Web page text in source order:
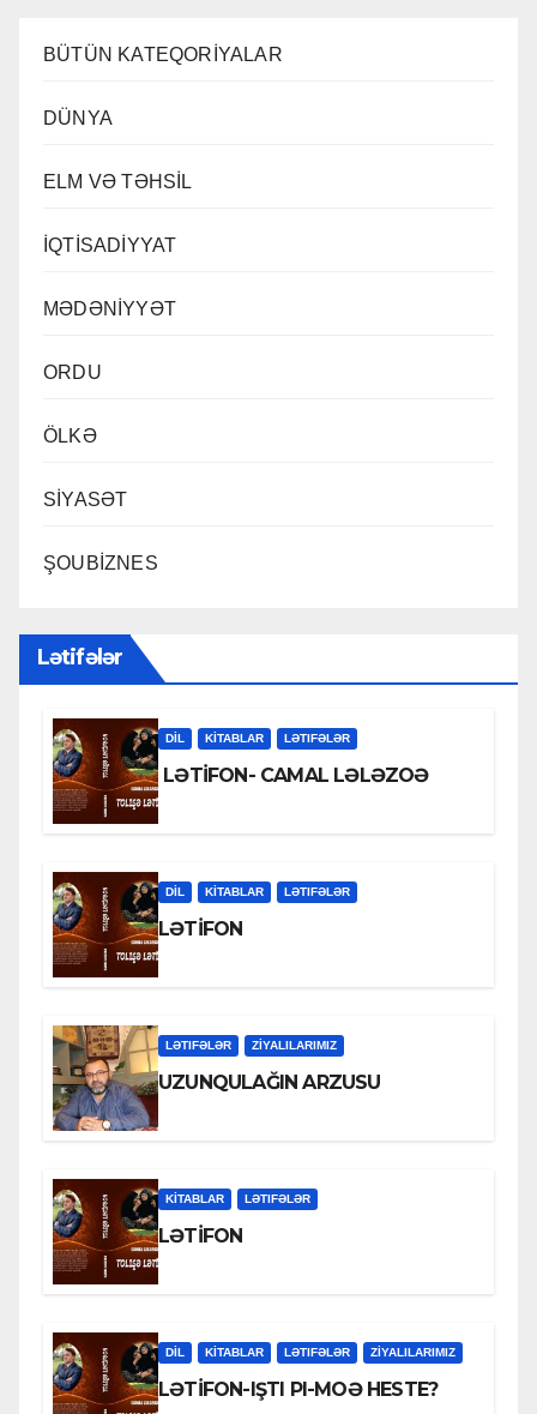
BÜTÜN KATEQORİYALAR
DÜNYA
ELM VƏ TƏHSİL
İQTİSADİYYAT
MƏDƏNİYYƏT
ORDU
ÖLKƏ
SİYASƏT
ŞOUBİZNES
Lətifələr
DİL KİTABLAR LƏTIFƏLƏR
LƏTİFON- CAMAL LƏLƏZOƏ
DİL KİTABLAR LƏTIFƏLƏR
LƏTİFON
LƏTIFƏLƏR ZİYALILARIMIZ
UZUNQULAĞIN ARZUSU
KİTABLAR LƏTIFƏLƏR
LƏTİFON
DİL KİTABLAR LƏTIFƏLƏR ZİYALILARIMIZ
LƏTİFON-IŞTI PI-MOƏ HESTE?